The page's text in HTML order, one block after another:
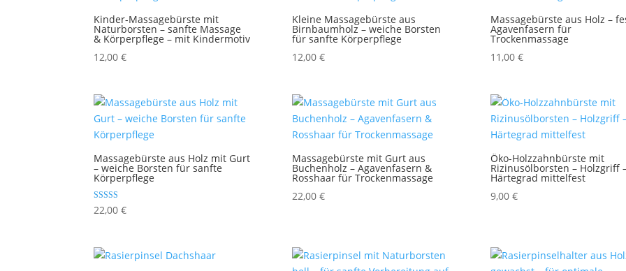
Kinder-Massagebürste mit
Naturborsten – sanfte Massage
& Körperpflege – mit Kindermotiv
12,00€
Kleine Massagebürste aus
Birnbaumholz – weiche Borsten
für sanfte Körperpflege
12,00 €
Massagebürste aus Holz –
Agavenfasern für
Trockenmassage
11,00 €
Massagebürste aus Holz mit Gurt
– weiche Borsten für sanfte
Körperpflege
Bewertet mit
5.00
22,00€
Massagebürste mit Gurt aus
Buchenholz – Agavenfasern &
Rosshaar für Trockenmassage
22,00 €
Öko-Holzzahnbürste mit
Rizinusölborsten – Holzgriff
Härtegrad mittelfest
9,00 €